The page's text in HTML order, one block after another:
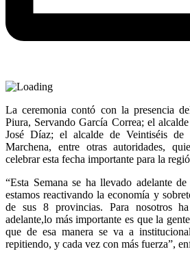
La ceremonia contó con la presencia
Piura, Servando García Correa; el
José Díaz; el alcalde de Veintiséis de
Marchena, entre otras autoridades,
celebrar esta fecha importante para la
“Esta Semana se ha llevado adelante
estamos reactivando la economía y
de sus 8 provincias. Para nosotros
adelante,lo más importante es que la
que de esa manera se va a
repitiendo, y cada vez con más fuerza”,